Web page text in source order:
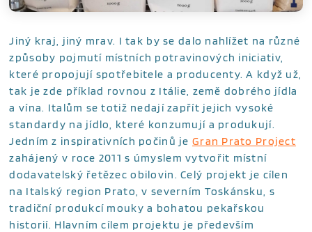
Jiný kraj, jiný mrav. I tak by se dalo nahlížet na různé
způsoby pojmutí místních potravinových iniciativ,
které propojují spotřebitele a producenty. A když už,
tak je zde příklad rovnou z Itálie, země dobrého jídla
a vína. Italům se totiž nedají zapřít jejich vysoké
standardy na jídlo, které konzumují a produkují.
Jedním z inspirativních počinů je Gran Prato Project
zahájený v roce 2011 s úmyslem vytvořit místní
dodavatelský řetězec obilovin. Celý projekt je cílen
na Italský region Prato, v severním Toskánsku, s
tradiční produkcí mouky a bohatou pekařskou
historií. Hlavním cílem projektu je především